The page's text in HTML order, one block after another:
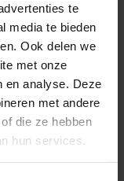
te
media te bieden
Ook delen we
met onze
en analyse. Deze
met andere
die ze hebben
hun services.